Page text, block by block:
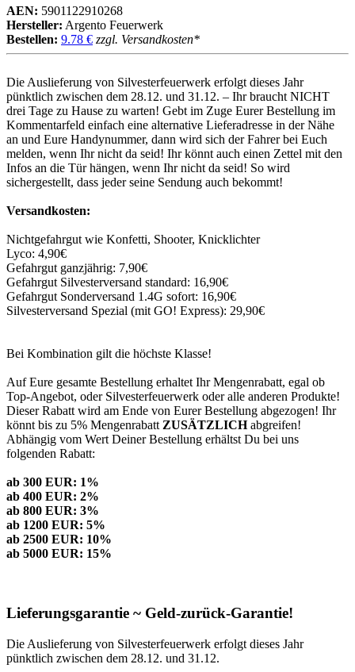
AEN: 5901122910268
Hersteller: Argento Feuerwerk
Bestellen: 9.78 € zzgl. Versandkosten*
Die Auslieferung von Silvesterfeuerwerk erfolgt dieses Jahr
pünktlich zwischen dem 28.12. und 31.12. – Ihr braucht NICHT
drei Tage zu Hause zu warten! Gebt im Zuge Eurer Bestellung im
Kommentarfeld einfach eine alternative Lieferadresse in der Nähe
an und Eure Handynummer, dann wird sich der Fahrer bei Euch
melden, wenn Ihr nicht da seid! Ihr könnt auch einen Zettel mit den
Infos an die Tür hängen, wenn Ihr nicht da seid! So wird
sichergestellt, dass jeder seine Sendung auch bekommt!
Versandkosten:
Nichtgefahrgut wie Konfetti, Shooter, Knicklichter
Lyco: 4,90€
Gefahrgut ganzjährig: 7,90€
Gefahrgut Silvesterversand standard: 16,90€
Gefahrgut Sonderversand 1.4G sofort: 16,90€
Silvesterversand Spezial (mit GO! Express): 29,90€
Bei Kombination gilt die höchste Klasse!
Auf Eure gesamte Bestellung erhaltet Ihr Mengenrabatt, egal ob
Top-Angebot, oder Silvesterfeuerwerk oder alle anderen Produkte!
Dieser Rabatt wird am Ende von Eurer Bestellung abgezogen! Ihr
könnt bis zu 5% Mengenrabatt ZUSÄTZLICHabgreifen!
Abhängig vom Wert Deiner Bestellung erhältst Du bei uns
folgenden Rabatt:
ab 300 EUR: 1%
ab 400 EUR: 2%
ab 800 EUR: 3%
ab 1200 EUR: 5%
ab 2500 EUR: 10%
ab 5000 EUR: 15%
Lieferungsgarantie ~ Geld-zurück-Garantie!
Die Auslieferung von Silvesterfeuerwerk erfolgt dieses Jahr
pünktlich zwischen dem 28.12. und 31.12.